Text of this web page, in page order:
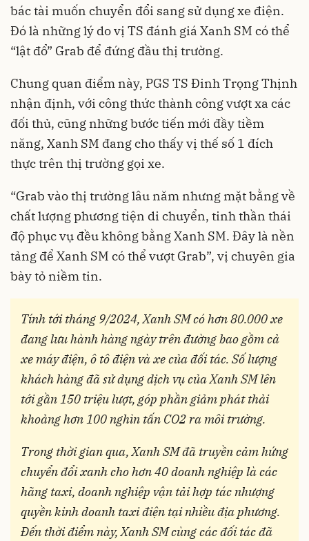
bác tài muốn chuyển đổi sang sử dụng xe điện.
Đó là những lý do vị TS đánh giá Xanh SM có thể
“lật đổ” Grab để đứng đầu thị trường.
Chung quan điểm này, PGS TS Đinh Trọng Thịnh
nhận định, với công thức thành công vượt xa các
đối thủ, cũng những bước tiến mới đầy tiềm
năng, Xanh SM đang cho thấy vị thế số 1 đích
thực trên thị trường gọi xe.
“Grab vào thị trường lâu năm nhưng mặt bằng về
chất lượng phương tiện di chuyển, tinh thần thái
độ phục vụ đều không bằng Xanh SM. Đây là nền
tảng để Xanh SM có thể vượt Grab”, vị chuyên gia
bày tỏ niềm tin.
Tính tới tháng 9/2024, Xanh SM có hơn 80.000 xe
đang lưu hành hàng ngày trên đường bao gồm cả
xe máy điện, ô tô điện và xe của đối tác. Số lượng
khách hàng đã sử dụng dịch vụ của Xanh SM lên
tới gần 150 triệu lượt, góp phần giảm phát thải
khoảng hơn 100 nghìn tấn CO2 ra môi trường.
Trong thời gian qua, Xanh SM đã truyền cảm hứng
chuyển đổi xanh cho hơn 40 doanh nghiệp là các
hãng taxi, doanh nghiệp vận tải hợp tác nhượng
quyền kinh doanh taxi điện tại nhiều địa phương.
Đến thời điểm này, Xanh SM cùng các đối tác đã